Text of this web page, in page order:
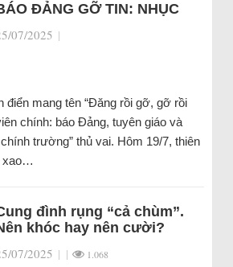
ĐẢNG GỠ TIN: NHỤC
07/2025 |
điển mang tên “Đăng rồi gỡ, gỡ rồi
chính: báo Đảng, tuyên giáo và
trường” thủ vai. Hôm 19/7, thiên
xao…
đình rụng “cả chùm”.
khóc hay nên cười?
07/2025 | | 1.068